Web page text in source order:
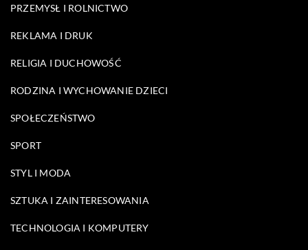
PRZEMYSŁ I ROLNICTWO
REKLAMA I DRUK
RELIGIA I DUCHOWOŚĆ
RODZINA I WYCHOWANIE DZIECI
SPOŁECZEŃSTWO
SPORT
STYL I MODA
SZTUKA I ZAINTERESOWANIA
TECHNOLOGIA I KOMPUTERY